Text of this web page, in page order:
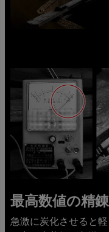
最高数値の精
急激に炭化させると